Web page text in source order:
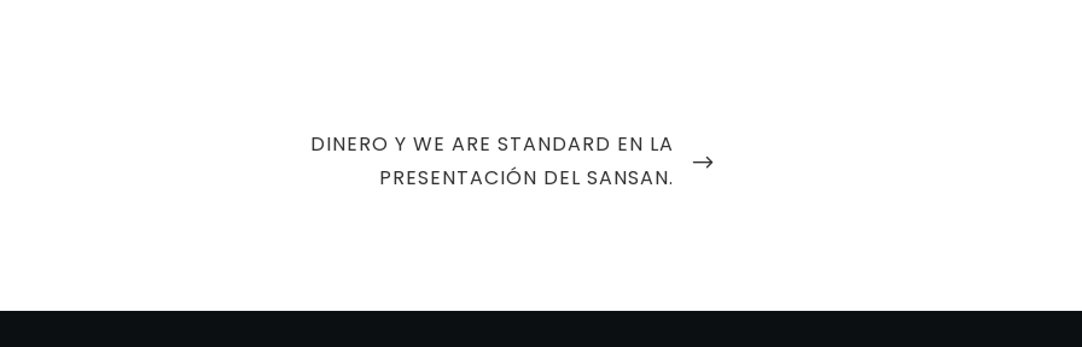
NEXT
DINERO Y WE ARE STANDARD EN LA
PRESENTACIÓN DEL SANSAN.